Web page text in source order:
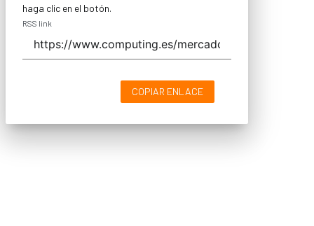
haga clic en el botón.
RSS link
COPIAR ENLACE